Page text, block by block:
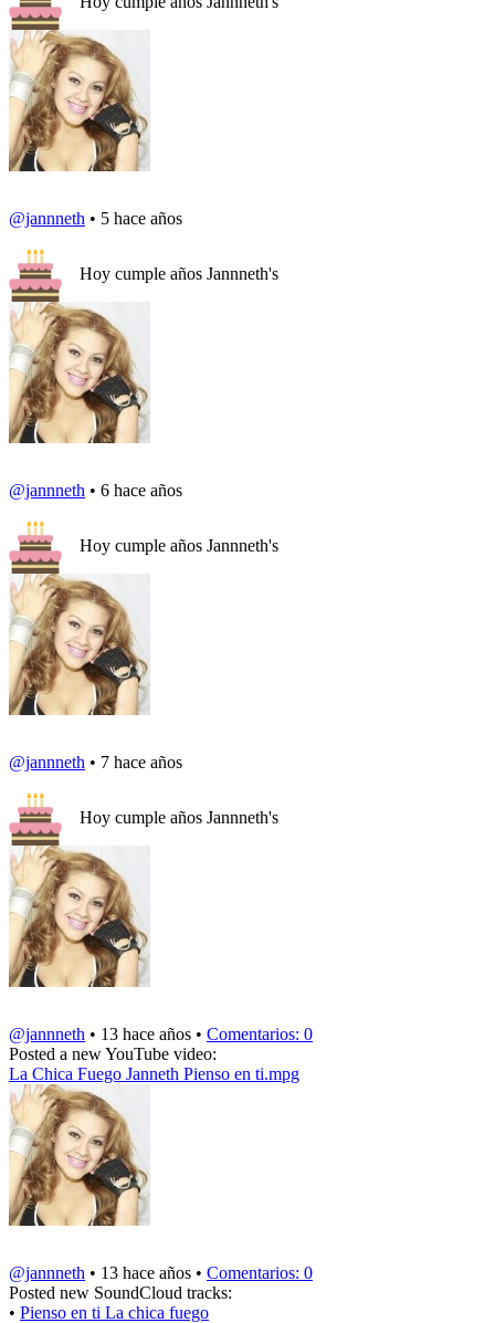
@jannneth • 5 hace años
Hoy cumple años Jannneth's
@jannneth • 6 hace años
Hoy cumple años Jannneth's
@jannneth • 7 hace años
Hoy cumple años Jannneth's
@jannneth • 13 hace años • Comentarios: 0
Posted a new YouTube video:
La Chica Fuego Janneth Pienso en ti.mpg
@jannneth • 13 hace años • Comentarios: 0
Posted new SoundCloud tracks:
• Pienso en ti La chica fuego